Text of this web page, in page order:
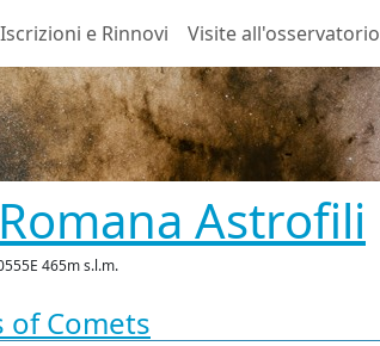
Iscrizioni e Rinnovi Visite all'osservatorio
Astrofili
465m s.l.m.
of Comets